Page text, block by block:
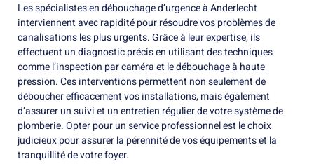
Les spécialistes en débouchage d’urgence à Anderlecht
interviennent avec rapidité pour résoudre vos problèmes de
canalisations les plus urgents. Grâce à leur expertise, ils
effectuent un diagnostic précis en utilisant des techniques
comme l’inspection par caméra et le débouchage à haute
pression. Ces interventions permettent non seulement de
déboucher efficacement vos installations, mais également
d’assurer un suivi et un entretien régulier de votre système de
plomberie. Opter pour un service professionnel est le choix
judicieux pour assurer la pérennité de vos équipements et la
tranquillité de votre foyer.